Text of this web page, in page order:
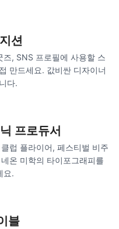
션
즈, SNS 프로필에 사용할 스
만드세요. 값비싼 디자이너
다.
프로듀서
럽 플라이어, 페스티벌 비주
온 미학의 타이포그래피를
요.
블